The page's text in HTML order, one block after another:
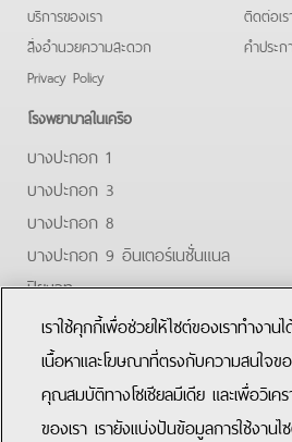
บริการของเรา
สิ่งอำนวยความสะดวก
Privacy Policy
ติดต่อเ
คําประ
โรงพยาบาลในเครือ
บางปะกอก 1
บางปะกอก 3
บางปะกอก 8
บางปะกอก 9 อินเตอร์เนชั่นแนล
ปิยะเวท
บางปะกอก-รังสิต 2
บางปะกอกสมุทรปราการ
FacebookYoutube
เราใช้คุกกี้เพื่อช่วยให้ไซต์ของเราทำงา
เนื้อหาและโฆษณาที่ตรงกับความสนใจข
คุณสมบัติทางโซเชียลมีเดีย และเพื่อวิเค
ของเรา เรายังแบ่งปันข้อมูลการใช้งานไ